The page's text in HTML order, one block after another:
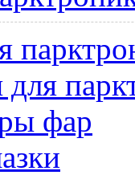
фар